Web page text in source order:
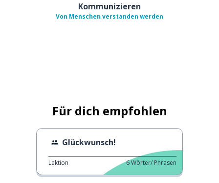
Kommunizieren
Von Menschen verstanden werden
Für dich empfohlen
Glückwunsch!
Lektion 6Wörter/ Phrasen